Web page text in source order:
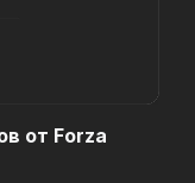
от Forza